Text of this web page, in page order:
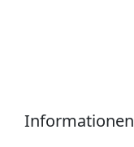
Informationen